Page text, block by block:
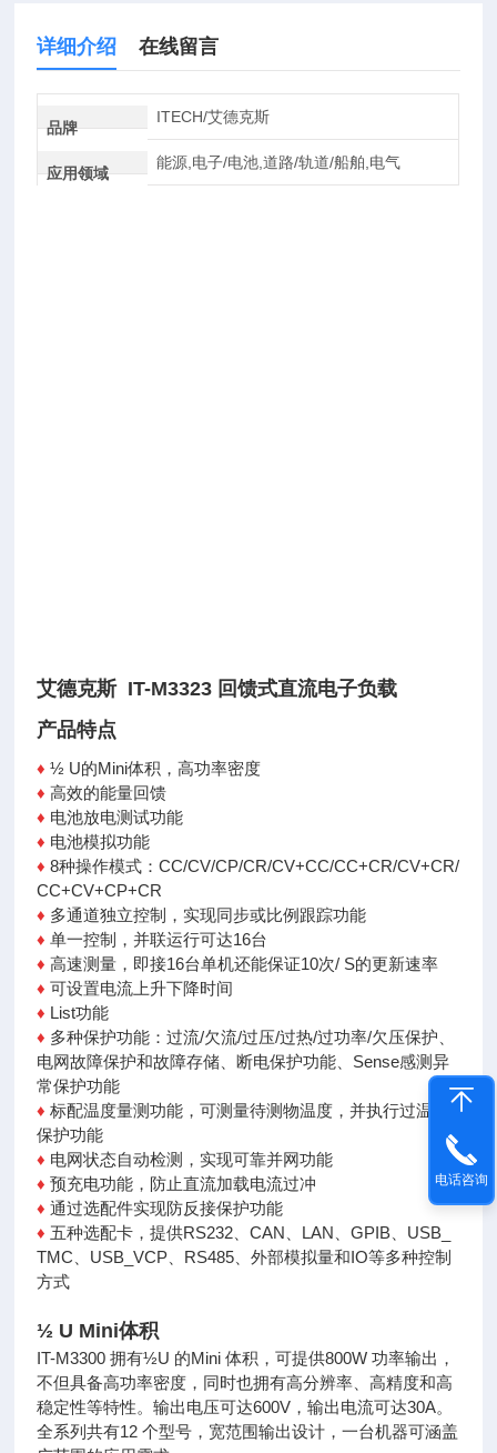
详细介绍 在线留言
品牌
ITECH/艾德克斯
应用领域
能源,电子/电池,道路/轨道/船舶,电气
艾德克斯 IT-M3323 回馈式直流电子负载
产品特点
♦½ U的Mini体积，高功率密度
♦高效的能量回馈
♦ 电池放电测试功能
♦ 电池模拟功能
♦8种操作模式：CC/CV/CP/CR/CV+CC/CC+CR/CV+CR/
CC+CV+CP+CR
♦ 多通道独立控制，实现同步或比例跟踪功能
♦单一控制，并联运行可达16台
♦高速测量，即接16台单机还能保证10次/ S的更新速率
♦可设置电流上升下降时间
♦ List功能
♦ 多种保护功能：过流/欠流/过压/过热/过功率/欠压保护、
电网故障保护和故障存储、断电保护功能、Sense感测异
常保护功能
♦标配温度量测功能，可测量待测物温度，并执行过温度
保护功能
♦ 电网状态自动检测，实现可靠并网功能
♦预充电功能，防止直流加载电流过冲
♦通过选配件实现防反接保护功能
♦ 五种选配卡，提供RS232、CAN、LAN、GPIB、USB_
TMC、 USB_VCP、RS485、外部模拟量和IO等多种控制
方式
½ U Mini体积
IT-M3300 拥有½U 的Mini 体积，可提供800W 功率输出，
不但具备高功率密度，同时也拥有高分辨率、高精度和高
稳定性等特性。输出电压可达600V，输出电流可达30A。
全系列共有12 个型号，宽范围输出设计，一台机器可涵盖
电话咨询